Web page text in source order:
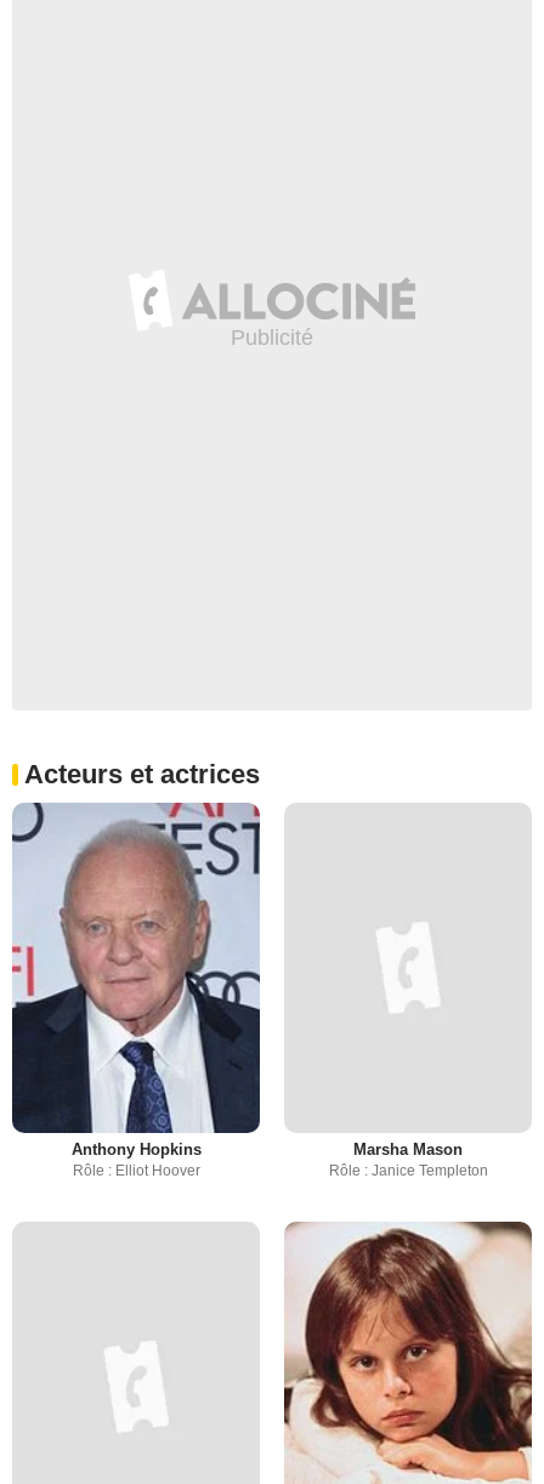
Acteurs et actrices
Anthony Hopkins
Rôle : Elliot Hoover
Marsha Mason
Rôle : Janice Templeton